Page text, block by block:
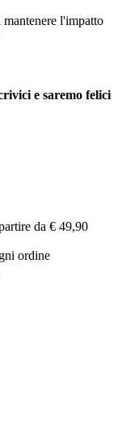
l'impatto
e saremo felici
da € 49,90
ordine